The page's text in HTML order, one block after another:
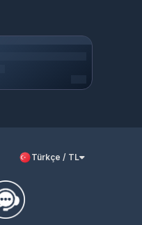
Türkçe / TL